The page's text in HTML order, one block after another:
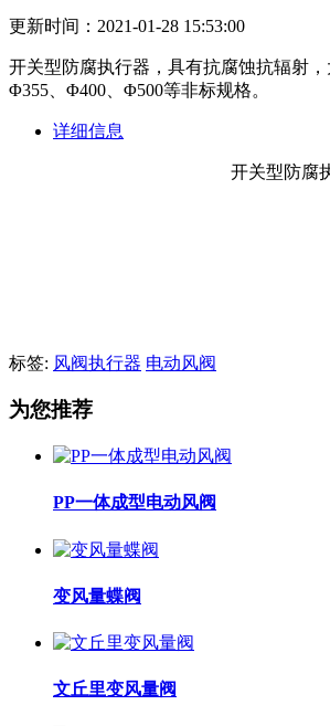
更新时间：2021-01-28 15:53:00
开关型防腐执行器，具有抗腐蚀抗辐射
Φ355、Φ400、Φ500等非标规格。 ​
详细信息
开关型防腐
标签: 风阀执行器 电动风阀
为您推荐
PP一体成型电动风阀
变风量蝶阀
文丘里变风量阀